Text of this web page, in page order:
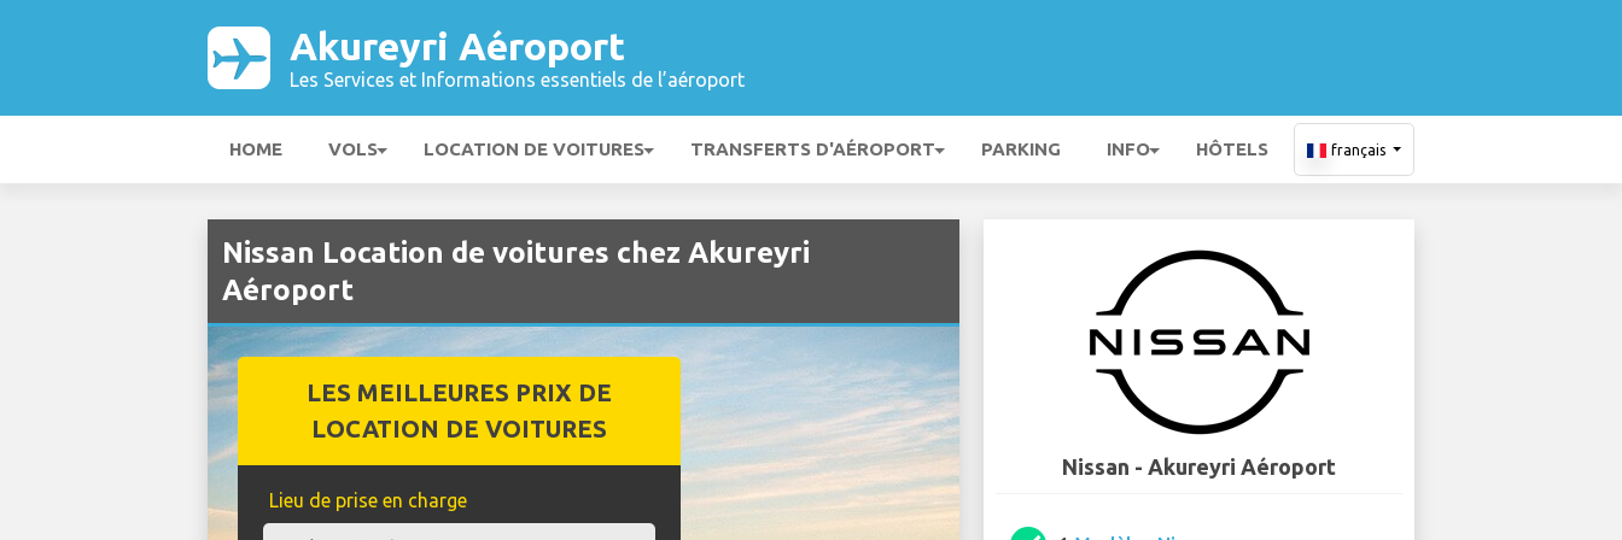
Akureyri Aéroport
Les Services et Informations essentiels de l’aéroport
HOME VOLS LOCATION DE VOITURES TRANSFERTS D'AÉROPORT PARKING INFO HÔTELS français
Nissan Location de voitures chez Akureyri
Aéroport
LES MEILLEURES PRIX DE
LOCATION DE VOITURES
Lieu de prise en charge
Nissan - Akureyri Aéroport